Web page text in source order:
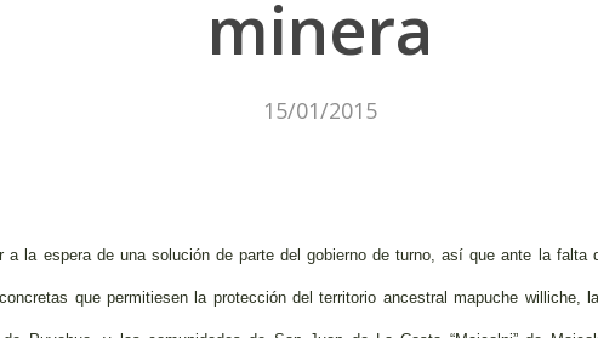
minera
15/01/2015
a la espera de una solución de parte del gobierno de turno, así que ante la falta
que permitiesen la protección del territorio ancestral mapuche williche, la